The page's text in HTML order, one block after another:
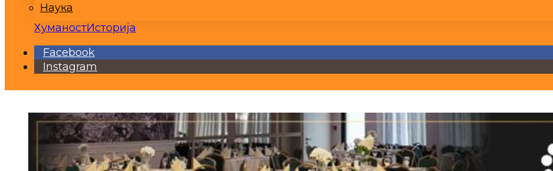
Наука
ХуманостИсторија
Facebook
Instagram